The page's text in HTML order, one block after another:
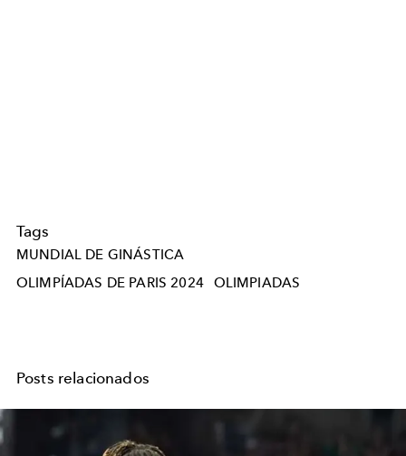
Tags
MUNDIAL DE GINÁSTICA
OLIMPÍADAS DE PARIS 2024
OLIMPIADAS
Posts relacionados